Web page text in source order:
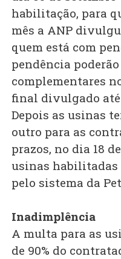
habilitação, para
mês a ANP
quem está com
pendência
complementares
final divulgado até
Depois as usinas
outro para as
prazos, no dia 18
usinas habilitadas
pelo sistema da
Inadimplência
A multa para as
de 90% do